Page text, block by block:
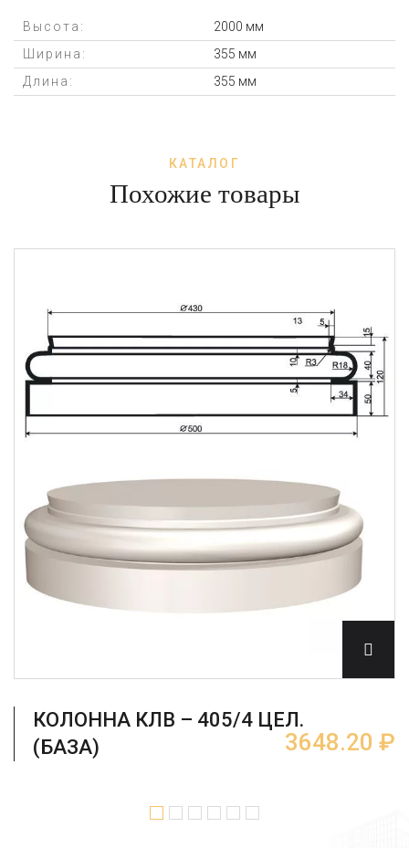
Высота:
2000 мм
Ширина:
355 мм
Длина:
355 мм
КАТАЛОГ
Похожие товары
КОЛОННА КЛВ – 405/4 ЦЕЛ.
(БАЗА)
3648.20 ₽